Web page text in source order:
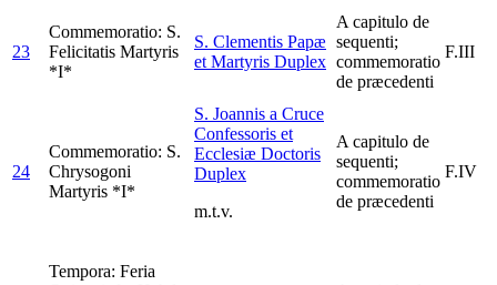
23
Commemoratio: S.
Felicitatis Martyris
*I*
S. Clementis Papæ
et Martyris Duplex
A capitulo de
sequenti;
commemoratio
de præcedenti
F.III
24
Commemoratio: S.
Chrysogoni
Martyris *I*
S. Joannis a Cruce
Confessoris et
Ecclesiæ Doctoris
Duplex
m.t.v.
A capitulo de
sequenti;
commemoratio
de præcedenti
F.IV
Tempora: Feria